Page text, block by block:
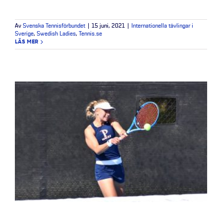
Av Svenska Tennisförbundet 15 juni, 2021
Internationella tävlingar i
Sverige, Swedish Ladies, Tennis.se
LÄS MER